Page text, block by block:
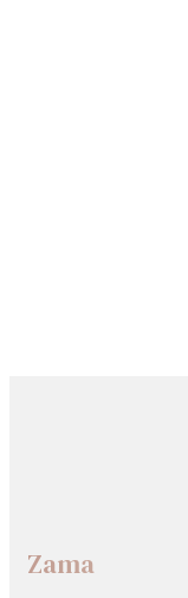
Zama